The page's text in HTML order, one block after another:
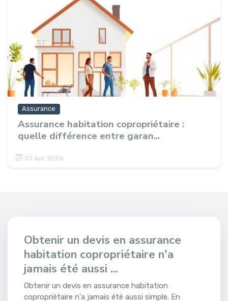
Assurance
Assurance habitation copropriétaire :
quelle différence entre garan...
03 Apr 2026
Obtenir un devis en assurance
habitation copropriétaire n'a
jamais été aussi ...
Obtenir un devis en assurance habitation
copropriétaire n'a jamais été aussi simple. En